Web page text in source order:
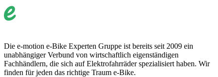
Die e-motion e-Bike Experten Gruppe ist bereits seit 2009 ein
unabhängiger Verbund von wirtschaftlich eigenständigen
Fachhändlern, die sich auf Elektrofahrräder spezialisiert haben. Wir
finden für jeden das richtige Traum e-Bike.